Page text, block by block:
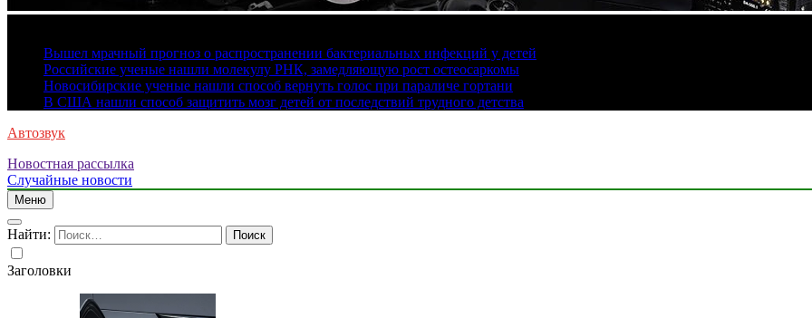
Вышел мрачный прогноз о распространении бактериальных инфекций у детей
Российские ученые нашли молекулу РНК, замедляющую рост остеосаркомы
Новосибирские ученые нашли способ вернуть голос при параличе гортани
В США нашли способ защитить мозг детей от последствий трудного детства
Автозвук
Новостная рассылка
Случайные новости
Меню
Найти:
Заголовки